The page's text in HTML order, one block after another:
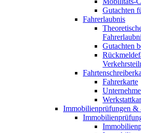
Gutachten
Fahrerlaubnis
Gutachten
Fahrerkarte
Immobilienprüfungen &